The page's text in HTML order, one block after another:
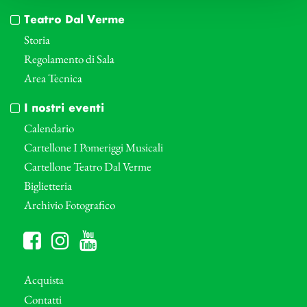
Teatro Dal Verme
Storia
Regolamento di Sala
Area Tecnica
I nostri eventi
Calendario
Cartellone I Pomeriggi Musicali
Cartellone Teatro Dal Verme
Biglietteria
Archivio Fotografico
Acquista
Contatti